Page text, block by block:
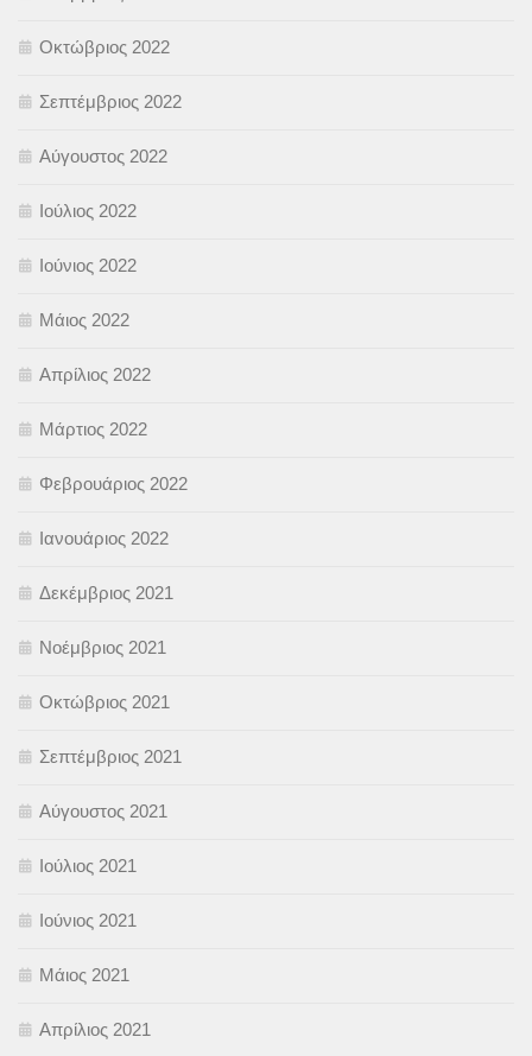
Οκτώβριος 2022
Σεπτέμβριος 2022
Αύγουστος 2022
Ιούλιος 2022
Ιούνιος 2022
Μάιος 2022
Απρίλιος 2022
Μάρτιος 2022
Φεβρουάριος 2022
Ιανουάριος 2022
Δεκέμβριος 2021
Νοέμβριος 2021
Οκτώβριος 2021
Σεπτέμβριος 2021
Αύγουστος 2021
Ιούλιος 2021
Ιούνιος 2021
Μάιος 2021
Απρίλιος 2021